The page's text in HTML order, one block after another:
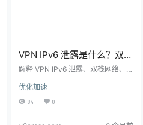
VPN IPv6 泄露是什么？双栈
网络下代理规则和浏览器检
解释 VPN IPv6 泄露、双栈网络、代
法，适合排查 IP 显示异常和访问路
径不一致的问题。
优化加速
84 0